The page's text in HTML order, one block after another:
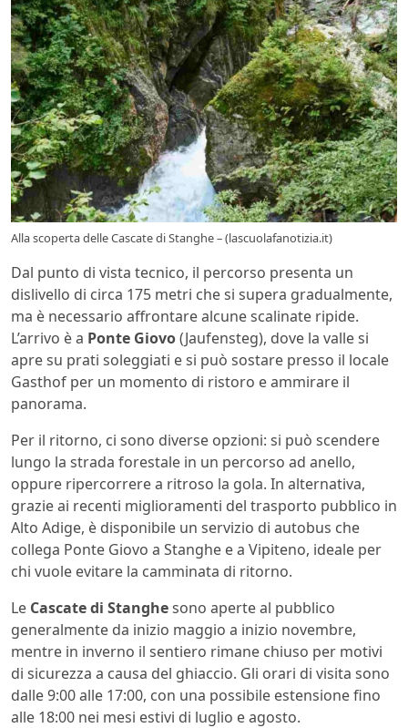
Alla scoperta delle Cascate di Stanghe – (lascuolafanotizia.it)
Dal punto di vista tecnico, il percorso presenta un
dislivello di circa 175 metri che si supera gradualmente,
ma è necessario affrontare alcune scalinate ripide.
L’arrivo è a Ponte Giovo(Jaufensteg), dove la valle si
apre su prati soleggiati e si può sostare presso il locale
Gasthof per un momento di ristoro e ammirare il
panorama.
Per il ritorno, ci sono diverse opzioni: si può scendere
lungo la strada forestale in un percorso ad anello,
oppure ripercorrere a ritroso la gola. In alternativa,
grazie ai recenti miglioramenti del trasporto pubblico in
Alto Adige, è disponibile un servizio di autobus che
collega Ponte Giovo a Stanghe e a Vipiteno, ideale per
chi vuole evitare la camminata di ritorno.
Le Cascate di Stanghesono aperte al pubblico
generalmente da inizio maggio a inizio novembre,
mentre in inverno il sentiero rimane chiuso per motivi
di sicurezza a causa del ghiaccio. Gli orari di visita sono
dalle 9:00 alle 17:00, con una possibile estensione fino
alle 18:00 nei mesi estivi di luglio e agosto.